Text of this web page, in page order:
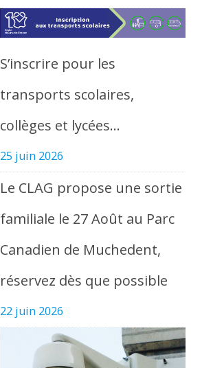
S’inscrire pour les
transports scolaires,
collèges et lycées…
25 juin 2026
Le CLAG propose une sortie
familiale le 27 Août au Parc
Canadien de Muchedent,
réservez dès que possible
22 juin 2026